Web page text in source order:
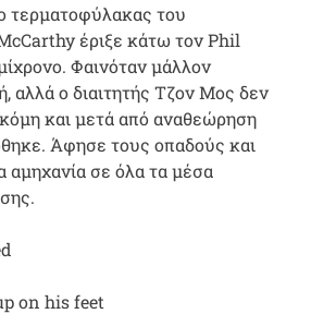
τερματοφύλακας του
έριξε κάτω τον Phil
Φαινόταν μάλλον
αλλά ο διαιτητής Τζον Μος δεν
και μετά από αναθεώρηση
Άφησε τους οπαδούς και
αμηχανία σε όλα τα μέσα
on his feet